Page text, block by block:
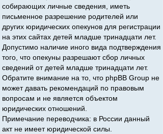
собирающих личные сведения, иметь
письменное разрешение родителей или
других юридических опекунов для регистрации
на этих сайтах детей младше тринадцати лет.
Допустимо наличие иного вида подтверждения
того, что опекуны разрешают сбор личных
сведений от детей младше тринадцати лет.
Обратите внимание на то, что phpBB Group не
может давать рекомендаций по правовым
вопросам и не является объектом
юридических отношений.
Примечание переводчика: в России данный
акт не имеет юридической силы.